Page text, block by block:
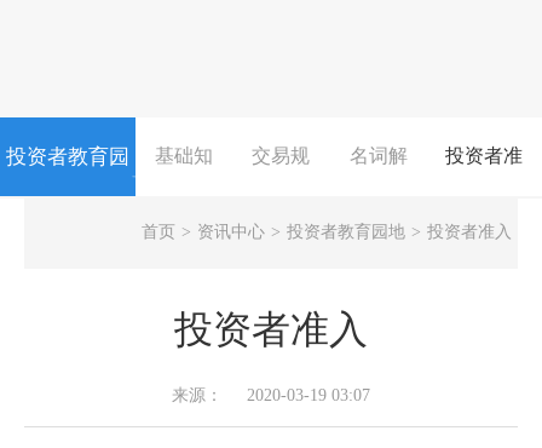
投资者教育园
NEWS
基础知
识
交易规
则
名词解
释
投资者准
入
首页 > 资讯中心 > 投资者教育园地 > 投资者准入
投资者准入
来源： 2020-03-19 03:07